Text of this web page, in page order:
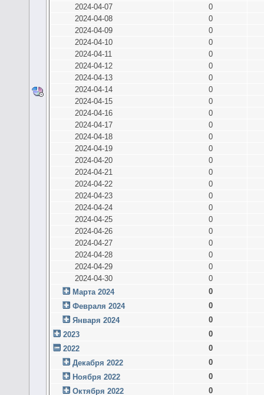
2024-04-07
0
2024-04-08
0
2024-04-09
0
2024-04-10
0
2024-04-11
0
2024-04-12
0
2024-04-13
0
2024-04-14
0
2024-04-15
0
2024-04-16
0
2024-04-17
0
2024-04-18
0
2024-04-19
0
2024-04-20
0
2024-04-21
0
2024-04-22
0
2024-04-23
0
2024-04-24
0
2024-04-25
0
2024-04-26
0
2024-04-27
0
2024-04-28
0
2024-04-29
0
2024-04-30
0
Марта 2024
0
Февраля 2024
0
Января 2024
0
2023
0
2022
0
Декабря 2022
0
Ноября 2022
0
Октября 2022
0